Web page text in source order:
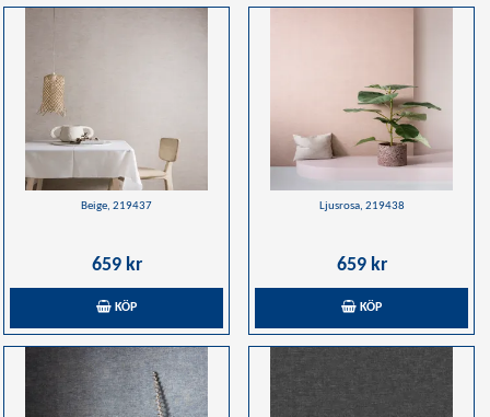
Beige, 219437
659 kr
KÖP
Ljusrosa, 219438
659 kr
KÖP